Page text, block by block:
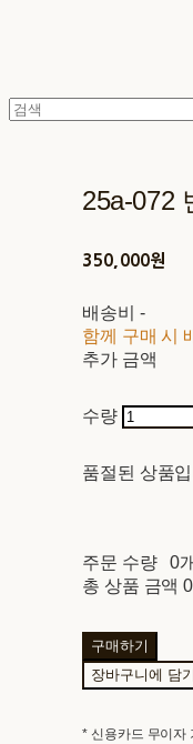
25a-072
350,000원
배송비 -
함께 구매 시
추가 금액
수량
품절된 상품
주문 수량
0개
총 상품 금액
구매하기
장바구니에 담기
* 신용카드 무이자